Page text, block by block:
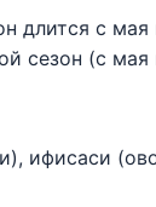
длится с
сезон (с мая
ифисаси